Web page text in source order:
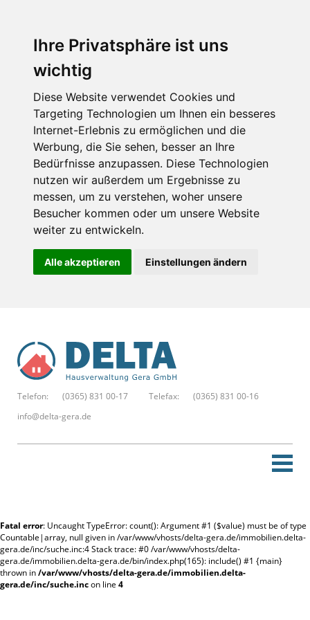
Ihre Privatsphäre ist uns
wichtig
Diese Website verwendet Cookies und
Targeting Technologien um Ihnen ein besseres
Internet-Erlebnis zu ermöglichen und die
Werbung, die Sie sehen, besser an Ihre
Bedürfnisse anzupassen. Diese Technologien
nutzen wir außerdem um Ergebnisse zu
messen, um zu verstehen, woher unsere
Besucher kommen oder um unsere Website
weiter zu entwickeln.
Alle akzeptieren Einstellungen ändern
Telefon: (0365) 831 00-17 Telefax:
(0365) 831 00-16
info@delta-gera.de
Neue Suche
Merkzettel
Fatal error: Uncaught TypeError: count(): Argument #1 ($value) must be of type
Countable|array, null given in /var/www/vhosts/delta-gera.de/immobilien.delta-
gera.de/inc/suche.inc:4 Stack trace: #0 /var/www/vhosts/delta-
gera.de/immobilien.delta-gera.de/bin/index.php(165): include() #1 {main}
thrown in/var/www/vhosts/delta-gera.de/immobilien.delta-
gera.de/inc/suche.incon line 4